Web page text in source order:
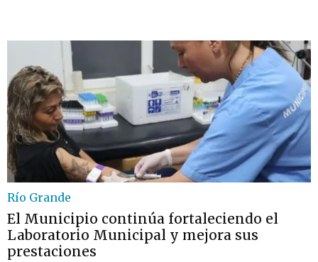
Río Grande
El Municipio continúa fortaleciendo el
Laboratorio Municipal y mejora sus
prestaciones